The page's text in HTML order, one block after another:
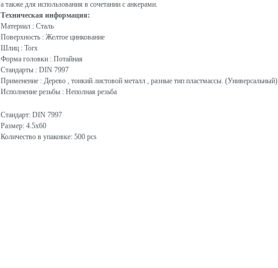
а также для использования в сочетании с анкерами.
Техническая информация:
Материал : Сталь
Поверхность : Желтое цинкование
Шлиц : Torx
Форма головки : Потайная
Стандарты : DIN 7997
Применение : Дерево , тонкий листовой металл , разные тип пластмассы. (Универсальный)
Исполнение резьбы : Неполная резьба
Стандарт: DIN 7997
Размер: 4.5x60
Количество в упаковке: 500 pcs